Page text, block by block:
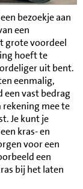
bezoekje aan
een
grote voordeel
hoeft te
uit bent.
eenmalig,
een vast bedrag
rekening mee te
Je kunt je
kras- en
voor een
een
bij het laten